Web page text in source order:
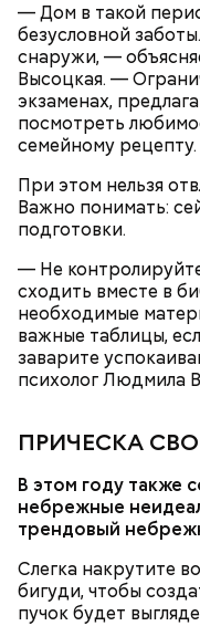
— Дом в такой
безусловной
снаружи, —
Высоцкая. —
экзаменах,
посмотреть
семейному рецепту.
При этом нельзя
Важно понимать:
подготовки.
— Не
сходить вместе в
необходимые
важные таблицы,
заварите
психолог Людмила
ПРИЧЕСКА
В этом году также
небрежные
трендовый
Слегка накрутите
бигуди, чтобы
пучок будет
День малины
День малины со
честь вкусового
В этот праздник
сливками, но и
двух ингредиентов.
или сделать
родными и близкими.
брынза;
растительное
помидоры черри
— Кабачки нужно
(это можно сделать
похожими на
Дальше нужно
порезанную
черри или
— Там может
нитратов, которое
гипоксию и
предостерегла